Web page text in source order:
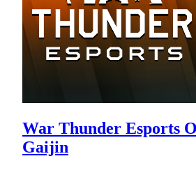
War Thunder Esports
Gaijin